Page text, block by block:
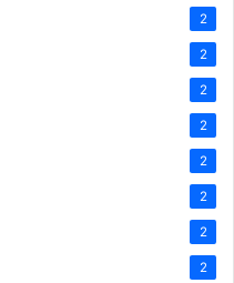
2
2
2
2
2
2
2
2